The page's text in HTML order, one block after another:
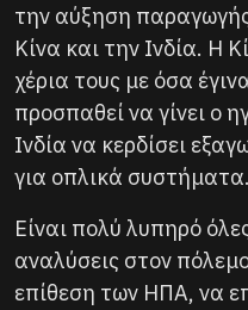
την αύξηση
Κίνα και την Ινδία. Η
χέρια τους με όσα
προσπαθεί να γίνει ο
Ινδία να κερδίσει
για οπλικά συστήματα.
Είναι πολύ λυπηρό
αναλύσεις στον
επίθεση των ΗΠΑ, να